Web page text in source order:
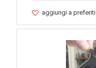
aggiungi a preferiti